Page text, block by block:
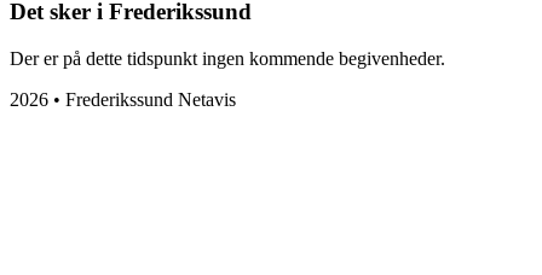
Det sker i Frederikssund
Der er på dette tidspunkt ingen kommende begivenheder.
2026 • Frederikssund Netavis